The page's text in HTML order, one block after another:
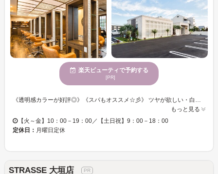
楽天ビューティで予約する
[PR]
《透明感カラーが好評◎》《スパもオススメ☆彡》 ツヤが欲しい・白髪染めでも明るくしたい・透明感のあるカラーを希望など様々ご要望にお応えします！！ 手触り×持続性◎透明感カラーでクオリティのUPの仕上がりに◎ 《リラクゼーションアロマスパ（30分）》絶妙な力加減で揉みほぐし、頭皮を健康な状態に♪ スタッフ一同、お客様のご来店を心よりお待ちしております。
もっと見る
【火～金】10：00－19：00／【土日祝】9：00－18：00
定休日： 月曜日定休
STRASSE 大垣店